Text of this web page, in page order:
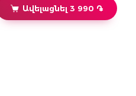
Ավելացնել 3 990 ֏